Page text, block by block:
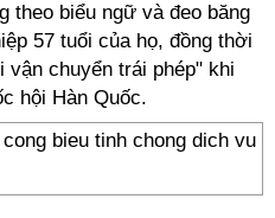
theo biểu ngữ và đeo băng
57 tuổi của họ, đồng thời
vận chuyển trái phép" khi
hội Hàn Quốc.